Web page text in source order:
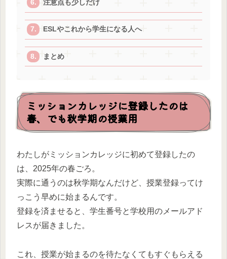
注意点も少しだけ
ESLやこれから学生になる人へ
まとめ
ミッションカレッジに登録したのは
春、でも秋学期の授業用
わたしがミッションカレッジに初めて登録したの
は、2025年の春ごろ。
実際に通うのは秋学期なんだけど、授業登録ってけ
っこう早めに始まるんです。
登録を済ませると、学生番号と学校用のメールアド
レスが届きました。
これ、授業が始まるのを待たなくてもすぐもらえる